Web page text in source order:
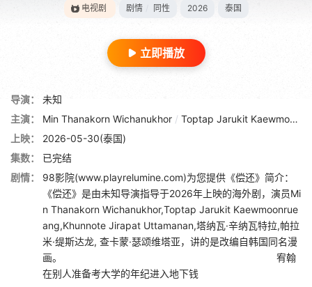
电视剧 剧情 同性 2026 泰国
立即播放
导演：
未知
主演：
Min Thanakorn Wichanukhor / Toptap Jarukit Kaewmoonrueang
上映：
2026-05-30(泰国)
集数：
已完结
剧情：
98影院(www.playrelumine.com)为您提供《偿还》简介：
《偿还》是由未知导演指导于2026年上映的海外剧，演员Mi
n Thanakorn Wichanukhor,Toptap Jarukit Kaewmoonrue
ang,Khunnote Jirapat Uttamanan,塔纳瓦·辛纳瓦特拉,帕拉
米·缇斯达龙, 查卡蒙·瑟颂维塔亚，讲的是改编自韩国同名漫
画。 宥翰
在别人准备考大学的年纪进入地下钱